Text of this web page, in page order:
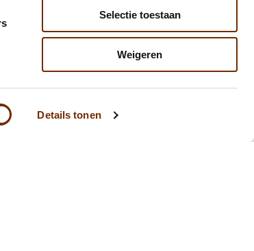
Details tonen
Selectie toestaan
Weigeren